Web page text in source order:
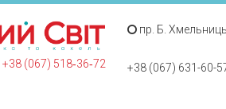
+38 (067) 518‑36‑72
пр. Б.
+38 (067) 631-60-